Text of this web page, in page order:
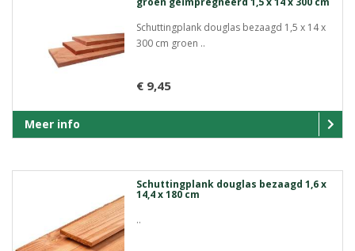
Schuttingplank douglas bezaagd 1,5 x 14 x
300 cm groen ..
€ 9,45
Meer info
Schuttingplank douglas bezaagd 1,6 x
14,4 x 180 cm
..